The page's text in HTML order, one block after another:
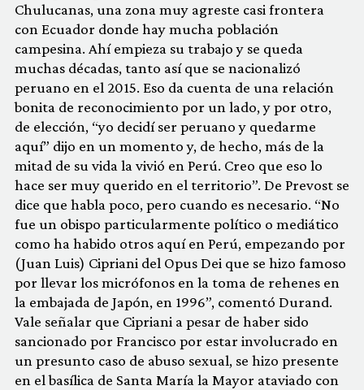
Chulucanas, una zona muy agreste casi frontera
con Ecuador donde hay mucha población
campesina. Ahí empieza su trabajo y se queda
muchas décadas, tanto así que se nacionalizó
peruano en el 2015. Eso da cuenta de una relación
bonita de reconocimiento por un lado, y por otro,
de elección, “yo decidí ser peruano y quedarme
aquí” dijo en un momento y, de hecho, más de la
mitad de su vida la vivió en Perú. Creo que eso lo
hace ser muy querido en el territorio”. De Prevost se
dice que habla poco, pero cuando es necesario. “No
fue un obispo particularmente político o mediático
como ha habido otros aquí en Perú, empezando por
(Juan Luis) Cipriani del Opus Dei que se hizo famoso
por llevar los micrófonos en la toma de rehenes en
la embajada de Japón, en 1996”, comentó Durand.
Vale señalar que Cipriani a pesar de haber sido
sancionado por Francisco por estar involucrado en
un presunto caso de abuso sexual, se hizo presente
en el basílica de Santa María la Mayor ataviado con